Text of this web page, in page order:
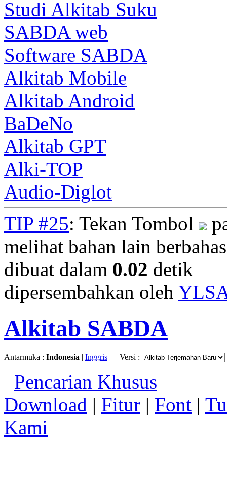
Studi Alkitab Suku
SABDA web
Software SABDA
Alkitab Mobile
Alkitab Android
BaDeNo
Alkitab GPT
Alki-TOP
Audio-Diglot
TIP #25: Tekan Tombol
melihat bahan lain
dibuat dalam 0.02 detik
dipersembahkan oleh
Alkitab SABDA
Antarmuka : Indonesia | Inggris Versi :
Pencarian Khusus
Download | Fitur | Font |
Kami